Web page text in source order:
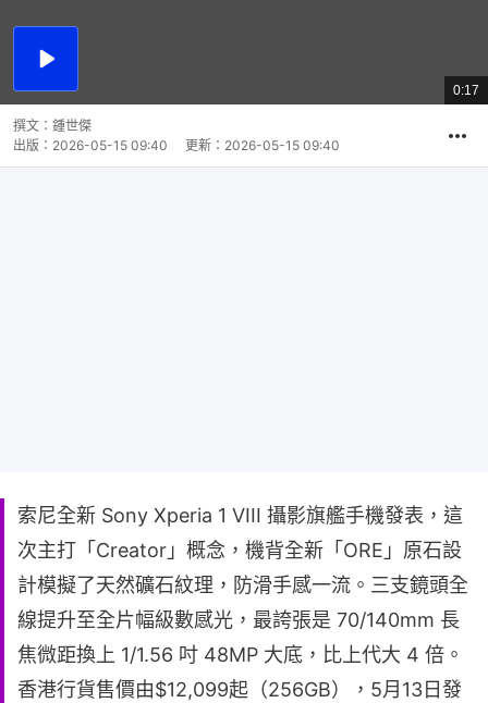
播
總
共
0:17
撰文： 鍾世傑
出版： 2026-05-15 09:40 更新： 2026-05-15 09:40
索尼全新 Sony Xperia 1 VIII 攝影旗艦手機發表，這
次主打「Creator」概念，機背全新「ORE」原石設
計模擬了天然礦石紋理，防滑手感一流。三支鏡頭全
線提升至全片幅級數感光，最誇張是 70/140mm 長
焦微距換上 1/1.56 吋 48MP 大底，比上代大 4 倍。
香港行貨售價由$12,099起（256GB），5月13日發